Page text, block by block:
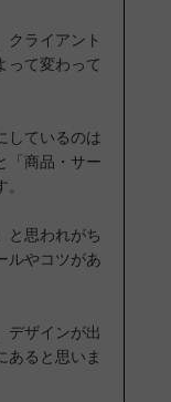
クライアント
って変わって
しているのは
「商品・サー
と思われがち
ルやコツがあ
デザインが出
あると思いま